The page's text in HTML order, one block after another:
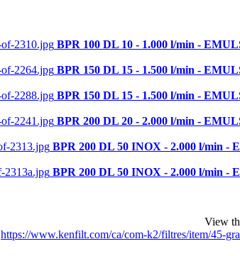
BPR 100 DL 10 - 1.000 l/min -
BPR 150 DL 15 - 1.500 l/min -
BPR 150 DL 15 - 1.500 l/min -
BPR 200 DL 20 - 2.000 l/min -
BPR 200 DL 50 INOX - 2.000 l/min -
BPR 200 DL 50 INOX - 2.000 l/min -
View
https://www.kenfilt.com/ca/com-k2/filtres/item/45-